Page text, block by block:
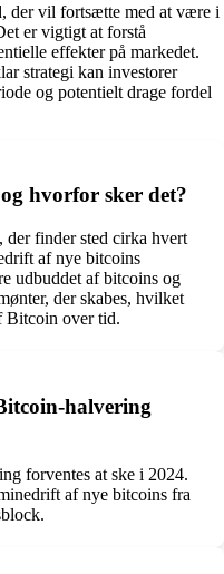
der vil fortsætte med at være i
er vigtigt at forstå
effekter på markedet.
strategi kan investorer
og potentielt drage fordel
hvorfor sker det?
finder sted cirka hvert
af nye bitcoins
udbuddet af bitcoins og
der skabes, hvilket
​​Bitcoin over tid.
halvering
forventes at ske i 2024.
af nye bitcoins fra